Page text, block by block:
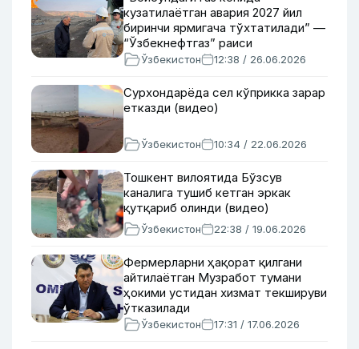
кузатилаётган авария 2027 йил
биринчи ярмигача тўхтатилади” —
“Ўзбекнефтгаз” раиси
Ўзбекистон 12:38 / 26.06.2026
Сурхондарёда сел кўприкка зарар
етказди (видео)
Ўзбекистон 10:34 / 22.06.2026
Тошкент вилоятида Бўзсув
каналига тушиб кетган эркак
қутқариб олинди (видео)
Ўзбекистон 22:38 / 19.06.2026
Фермерларни ҳақорат қилгани
айтилаётган Музработ тумани
ҳокими устидан хизмат текшируви
ўтказилади
Ўзбекистон 17:31 / 17.06.2026